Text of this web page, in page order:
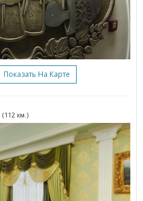
Показать На Карте
(112 км.)